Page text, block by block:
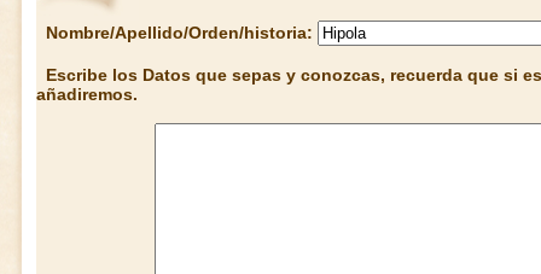
Nombre/Apellido/Orden/historia:
Escribe los Datos que sepas y conozcas, recuerda que si
añadiremos.